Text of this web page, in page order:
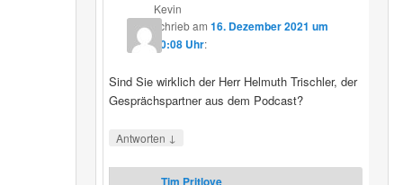
Kevin
schriebam16. Dezember 2021 um
20:08 Uhr:
Sind Sie wirklich der Herr Helmuth Trischler, der
Gesprächspartner aus dem Podcast?
Antworten ↓
Tim Pritlove